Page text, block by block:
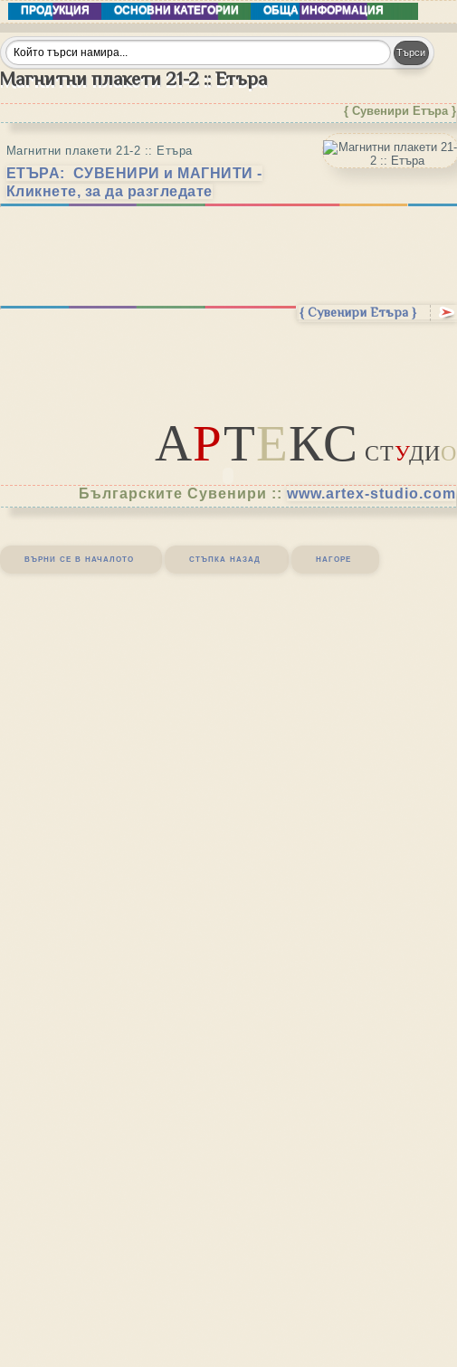
ПРОДУКЦИЯ ОСНОВНИ КАТЕГОРИИ ОБЩА ИНФОРМАЦИЯ
Магнитни плакети 21-2 :: Етъра
{ Сувенири Етъра }
Магнитни плакети 21-2 :: Етъра
ЕТЪРА: СУВЕНИРИ и МАГНИТИ -
Кликнете, за да разгледате
{ Сувенири Етъра }
АРТЕКС СТУДИО
Българските Сувенири :: www.artex-studio.com
върни се в началото стъпка назад нагоре